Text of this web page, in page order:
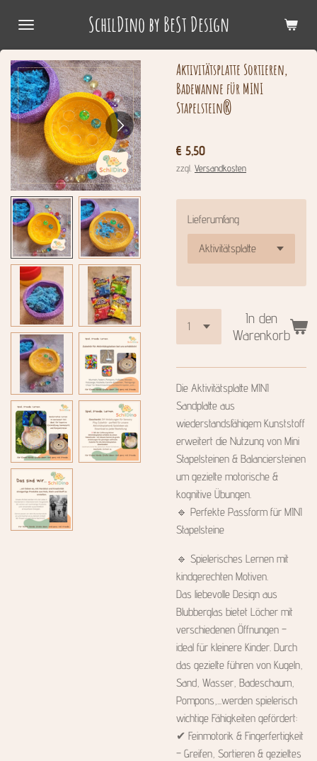
Hauptinhalt
springen
SchilDino by BeSt Design
Aktivitätsplatte Sortieren,
Badewanne für MINI
Stapelstein®
€ 5,50
zzgl. Versandkosten
Lieferumfang
In den
Warenkorb
Die Aktivitätsplatte MINI
Sandplatte aus
wiederstandsfähigem Kunststoff
erweitert die Nutzung von Mini
Stapelsteinen & Balanciersteinen
um gezielte motorische &
kognitive Übungen.
🔹 Perfekte Passform für MINI
Stapelsteine
🔹 Spielerisches Lernen mit
kindgerechten Motiven.
Das liebevolle Design aus
Blubberglas bietet Löcher mit
verschiedenen Öffnungen –
ideal für kleinere Kinder. Durch
das gezielte führen von Kugeln,
Sand, Wasser, Badeschaum,
Pompons,...werden spielerisch
wichtige Fähigkeiten gefördert:
✔ Feinmotorik & Fingerfertigkeit
– Greifen, Sortieren & gezieltes